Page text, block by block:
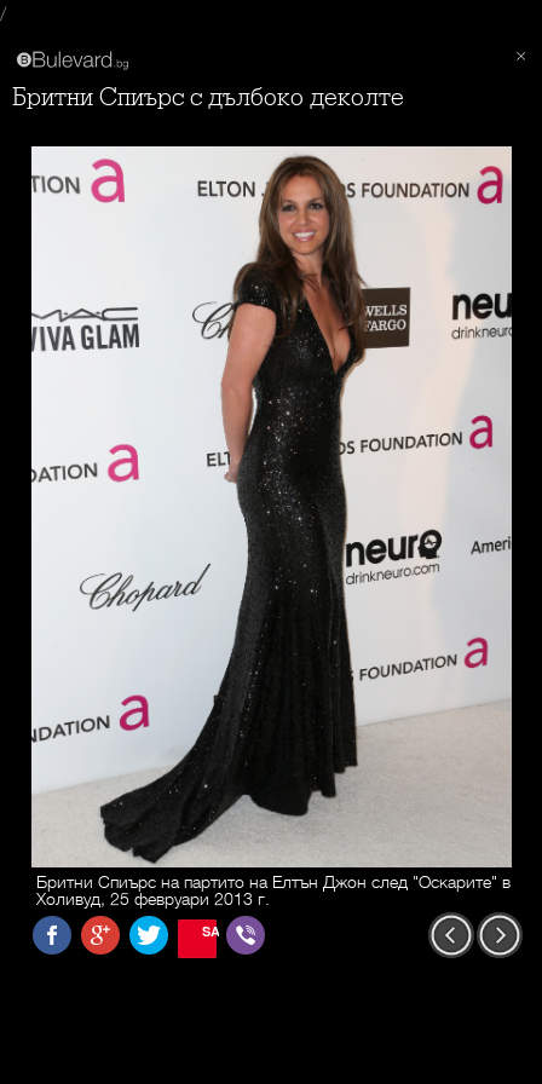
/
Бритни Спиърс с дълбоко деколте
Бритни Спиърс на партито на Елтън Джон след "Оскарите" в
Холивуд, 25 февруари 2013 г.
SAVE